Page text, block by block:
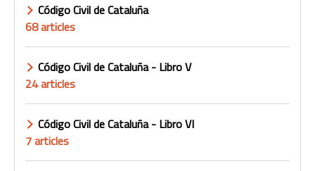
Código Civil de Cataluña
68 articles
Código Civil de Cataluña - Libro V
24 articles
Código Civil de Cataluña - Libro VI
7 articles